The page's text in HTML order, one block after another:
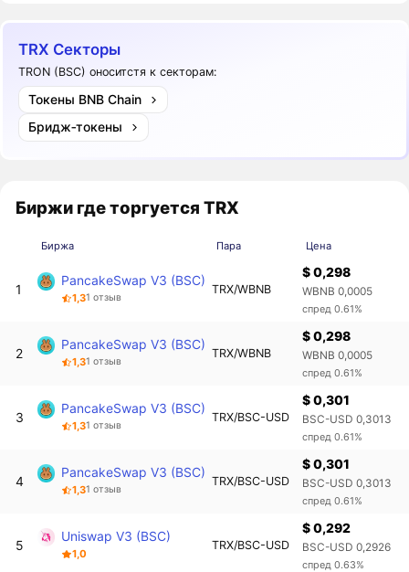
TRX Секторы
TRON (BSC) оноситстя к секторам:
Токены BNB Chain
Бридж‑токены
Биржи где торгуется TRX
Биржа Пара Цена
1
PancakeSwap V3 (BSC)
1,31 отзыв
TRX/WBNB
$ 0,298
WBNB 0,0005
спред 0.61%
2
PancakeSwap V3 (BSC)
1,31 отзыв
TRX/WBNB
$ 0,298
WBNB 0,0005
спред 0.61%
3
PancakeSwap V3 (BSC)
1,31 отзыв
TRX/BSC-USD
$ 0,301
BSC-USD 0,3013
спред 0.61%
4
PancakeSwap V3 (BSC)
1,31 отзыв
TRX/BSC-USD
$ 0,301
BSC-USD 0,3013
спред 0.61%
5
Uniswap V3 (BSC)
1,0
TRX/BSC-USD
$ 0,292
BSC-USD 0,2926
спред 0.63%